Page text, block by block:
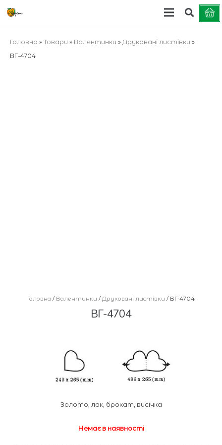
Головна »Товари » Валентинки » Друковані листівки »
ВГ-4704
Головна / Валентинки / Друковані листівки / ВГ-4704
ВГ-4704
Золото, лак, брокат, висічка
Немає в наявності